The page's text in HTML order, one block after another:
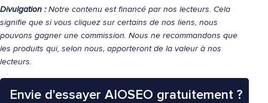
Divulgation :Notre contenu est financé par nos lecteurs. Cela
signifie que si vous cliquez sur certains de nos liens, nous
pouvons gagner une commission. Nous ne recommandons que
les produits qui, selon nous, apporteront de la valeur à nos
lecteurs.
Envie d'essayer AIOSEO gratuitement ?